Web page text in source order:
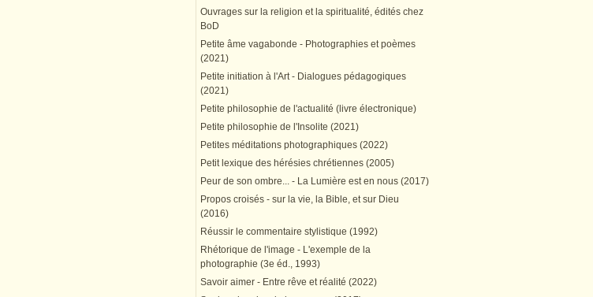
Ouvrages sur la religion et la spiritualité, édités chez
BoD
Petite âme vagabonde - Photographies et poèmes
(2021)
Petite initiation à l'Art - Dialogues pédagogiques
(2021)
Petite philosophie de l'actualité (livre électronique)
Petite philosophie de l'Insolite (2021)
Petites méditations photographiques (2022)
Petit lexique des hérésies chrétiennes (2005)
Peur de son ombre... - La Lumière est en nous (2017)
Propos croisés - sur la vie, la Bible, et sur Dieu
(2016)
Réussir le commentaire stylistique (1992)
Rhétorique de l'image - L'exemple de la
photographie (3e éd., 1993)
Savoir aimer - Entre rêve et réalité (2022)